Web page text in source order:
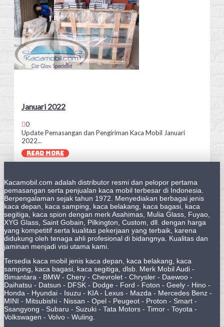
Januari 2022
0
Update Pemasangan dan Pengiriman Kaca Mobil Januari
2022...
READ MORE
Kacamobil.com adalah distributor resmi dan pelopor pertama
pemasangan serta penjualan kaca mobil terbesar di Indonesia.
Berpengalaman sejak tahun 1972. Menyediakan berbagai jenis
kaca depan, kaca samping, kaca belakang, kaca bagasi, kaca
segitiga, kaca spion dengan merk Asahimas, Mulia Glass, Fuyao,
XYG Glass, Saint Gobain, Pilkington, Custom, dll. dengan harga
yang kompetitif serta kualitas pekerjaan yang terbaik, karena
didukung oleh tenaga ahli profesional di bidangnya. Kualitas dan
jaminan menjadi visi utama kami.
Tersedia kaca mobil jenis kaca depan, kaca belakang, kaca
samping, kaca bagasi, kaca segitiga, dlsb. Merk Mobil Audi -
Bimantara - BMW - Chery - Chevrolet - Chrysler - Daewoo -
Daihatsu - Datsun - DFSK - Dodge - Ford - Foton - Geely - Hino -
Honda - Hyundai - Isuzu - KIA - Lexus - Mazda - Mercedes Benz -
MINI - Mitsubishi - Nissan - Opel - Peugeot - Proton - Smart -
Ssangyong - Subaru - Suzuki - Tata Motors - Timor - Toyota -
Volkswagen - Volvo - Wuling.